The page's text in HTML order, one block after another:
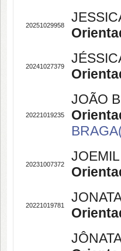
20251029958
20241027379
20221019235
JOÃO
20231007372
20221019781